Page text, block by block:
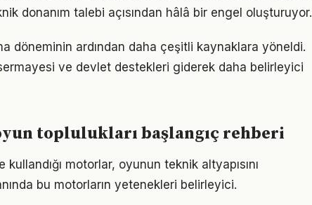
donanım talebi açısından hâlâ bir engel oluşturuyor.
döneminin ardından daha çeşitli kaynaklara yöneldi.
ve devlet destekleri giderek daha belirleyici
toplulukları başlangıç rehberi
kullandığı motorlar, oyunun teknik altyapısını
bu motorların yetenekleri belirleyici.